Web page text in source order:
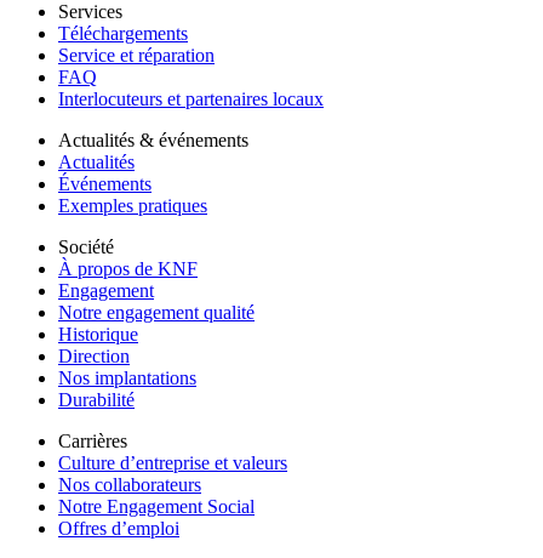
Services
Téléchargements
Service et réparation
FAQ
Interlocuteurs et partenaires locaux
Actualités & événements
Actualités
Événements
Exemples pratiques
Société
À propos de KNF
Engagement
Notre engagement qualité
Historique
Direction
Nos implantations
Durabilité
Carrières
Culture d’entreprise et valeurs
Nos collaborateurs
Notre Engagement Social
Offres d’emploi